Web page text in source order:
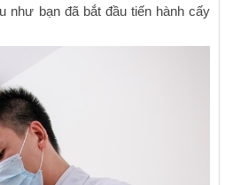
như bạn đã bắt đầu tiến hành cấy